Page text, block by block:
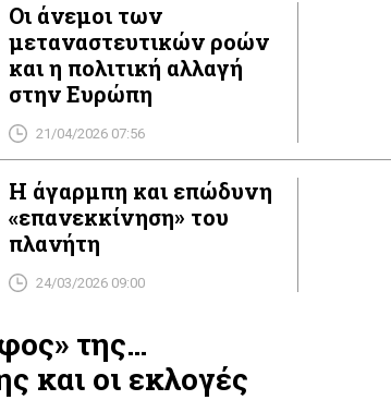
Οι άνεμοι των
μεταναστευτικών ροών
και η πολιτική αλλαγή
στην Ευρώπη
21/04/2026 07:56
Η άγαρμπη και επώδυνη
«επανεκκίνηση» του
πλανήτη
24/03/2026 09:00
της…
και οι εκλογές